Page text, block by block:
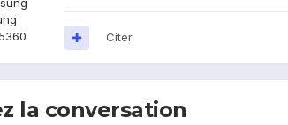
Citer
la conversation